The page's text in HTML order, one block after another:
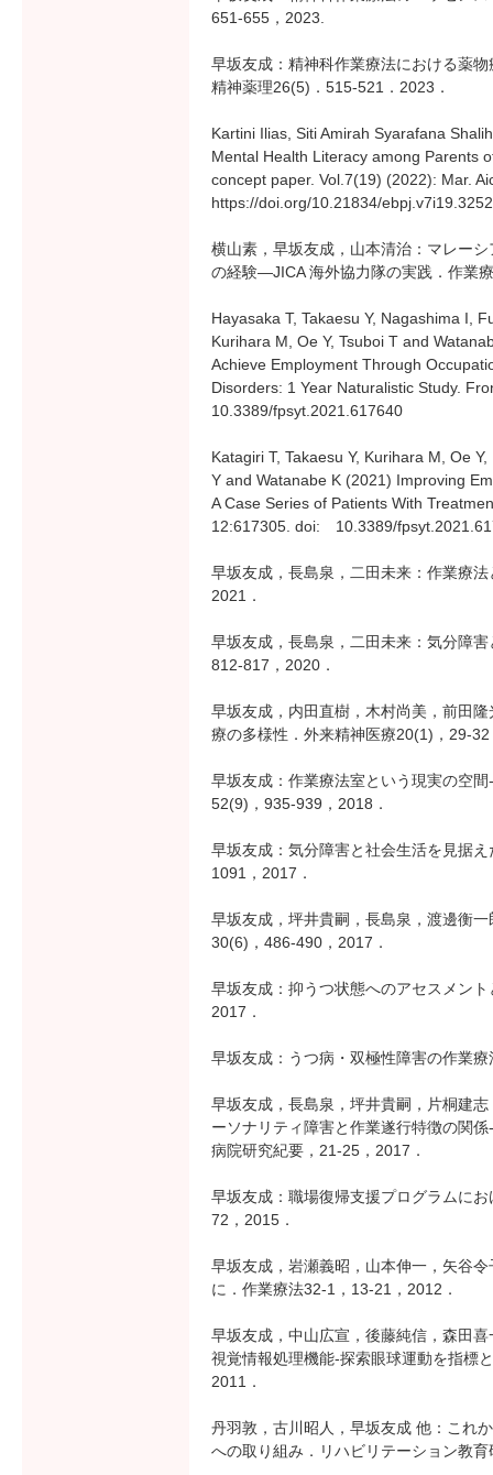
651-655，2023.
早坂友成：精神科作業療法における薬
精神薬理26(5)．515-521．2023．
Kartini Ilias, Siti Amirah Syarafana
Mental Health Literacy among Parents
concept paper. Vol.7(19) (2022): Mar.
https://doi.org/10.21834/ebpj.v7i19.3252
横山素，早坂友成，山本清治：マレー
の経験―JICA 海外協力隊の実践．作業
Hayasaka T, Takaesu Y, Nagashima I,
Kurihara M, Oe Y, Tsuboi T and
Achieve Employment Through
Disorders: 1 Year Naturalistic Study.
10.3389/fpsyt.2021.617640
Katagiri T, Takaesu Y, Kurihara M, Oe
Y and Watanabe K (2021) Improving
A Case Series of Patients With
12:617305. doi: 10.3389/
早坂友成，長島泉，二田未来：作業療
2021．
早坂友成，長島泉，二田未来：気分障
812-817，2020．
早坂友成，内田直樹，木村尚美，前田
療の多様性．外来精神医療20(1)，29-
早坂友成：作業療法室という現実の空
52(9)，935-939，2018．
早坂友成：気分障害と社会生活を見据
1091，2017．
早坂友成，坪井貴嗣，長島泉，渡邊衡
30(6)，486-490，2017．
早坂友成：抑うつ状態へのアセスメン
2017．
早坂友成：うつ病・双極性障害の作業
早坂友成，長島泉，坪井貴嗣，片桐建
ーソナリティ障害と作業遂行特徴の関
病院研究紀要，21-25，2017．
早坂友成：職場復帰支援プログラムに
72，2015．
早坂友成，岩瀬義昭，山本伸一，矢谷
に．作業療法32-1，13-21，2012．
早坂友成，中山広宣，後藤純信，森田
視覚情報処理機能-探索眼球運動を指標
2011．
丹羽敦，古川昭人，早坂友成 他：これ
への取り組み．リハビリテーション教